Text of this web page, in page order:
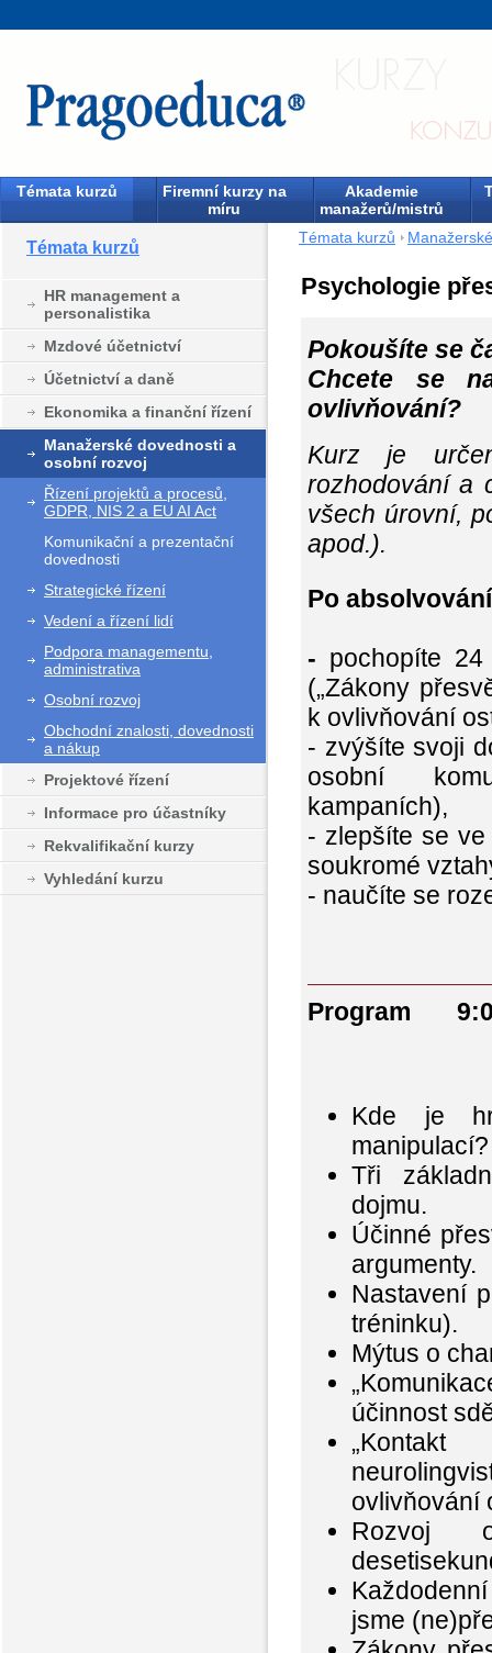
Témata kurzů
Firemní kurzy na
míru
Akademie
manažerů/mistrů
Témata kurzů
HR management a
personalistika
Mzdové účetnictví
Účetnictví a daně
Ekonomika a finanční řízení
Manažerské dovednosti a
osobní rozvoj
Řízení projektů a procesů,
GDPR, NIS 2 a EU AI Act
Komunikační a prezentační
dovednosti
Strategické řízení
Vedení a řízení lidí
Podpora managementu,
administrativa
Osobní rozvoj
Obchodní znalosti, dovednosti
a nákup
Projektové řízení
Informace pro účastníky
Rekvalifikační kurzy
Vyhledání kurzu
Témata kurzů
Psychologie
Pokoušíte se
Chcete se
ovlivňování?
Kurz je
rozhodování a
všech úrovní,
apod.).
Po
- pochopíte
(„Zákony
k ovlivňování
- zvýšíte svoji
osobní
kampaních),
- zlepšíte se
soukromé
- naučíte se
Program
Kde je
manipulací?
Tři
dojmu.
Účinné
argumenty.
Nastavení
tréninku).
Mýtus o
účinnost
ovlivňování
Rozvoj
jsme